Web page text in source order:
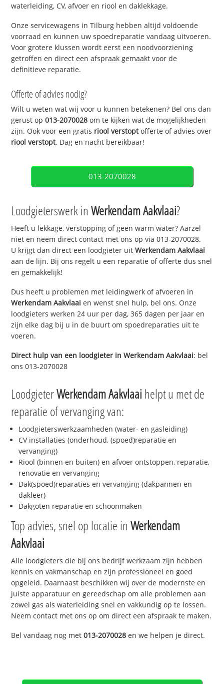
waterleiding, CV, afvoer en riool en daklekkage.
Onze servicewagens in Tilburg hebben altijd voldoende
voorraad en kunnen uw spoedreparatie vandaag uitvoeren.
Voor grotere klussen wordt eerst een noodvoorziening
getroffen en direct een afspraak gemaakt voor de
definitieve reparatie.
Offerte of advies nodig?
Wilt u weten wat wij voor u kunnen betekenen? Bel ons dan
gerust op013-2070028 om te kijken wat de mogelijkheden
zijn. Ook voor een gratis riool verstoptofferte of advies over
riool verstopt. Dag en nacht bereikbaar!
013-2070028
Loodgieterswerk inWerkendam Aakvlaai?
Heeft u lekkage, verstopping of geen warm water? Aarzel
niet en neem direct contact met ons op via 013-2070028.
U krijgt dan direct een loodgieter uitWerkendam Aakvlaai
aan de lijn. Bij ons regelt u een reparatie of offerte dus snel
en gemakkelijk!
Dus heeft u problemen met leidingwerk of afvoeren in
Werkendam Aakvlaai en wenst snel hulp, bel ons. Onze
loodgieters werken 24 uur per dag, 365 dagen per jaar en
zijn elke dag bij u in de buurt om spoedreparaties uit te
voeren.
Direct hulp van een loodgieter inWerkendam Aakvlaai: bel
ons 013-2070028
LoodgieterWerkendam Aakvlaaihelpt u met de
reparatie of vervanging van:
Loodgieterswerkzaamheden (water- en gasleiding)
CV installaties (onderhoud, (spoed)reparatie en
vervanging)
Riool (binnen en buiten) en afvoer ontstoppen, reparatie,
renovatie en vervanging
Dak(spoed)reparaties en vervanging (dakpannen en
dakleer)
Dakgoten reparatie en schoonmaken
Top advies, snel op locatie inWerkendam
Aakvlaai
Alle loodgieters die bij ons bedrijf werkzaam zijn hebben
kennis en vakmanschap en zijn professioneel en goed
opgeleid. Daarnaast beschikken wij over de modernste en
juiste apparatuur en gereedschap om alle problemen aan
zowel gas als waterleiding snel en vakkundig op te lossen.
Neem contact met ons op om direct een afspraak te maken.
Bel vandaag nog met013-2070028 en we helpen je direct.